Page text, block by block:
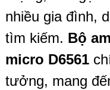
nhiều gia đình,
tìm kiếm. Bộ
micro D6561
tưởng, mang